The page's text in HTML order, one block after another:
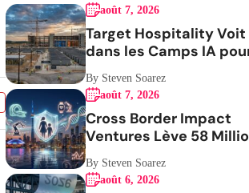
août 7, 2026
Target Hospitality Voit
dans les Camps IA
Centers
By Steven Soarez
août 7, 2026
Cross Border Impact
Ventures Lève 58
USD Pour Santé Femmes
By Steven Soarez
août 6, 2026